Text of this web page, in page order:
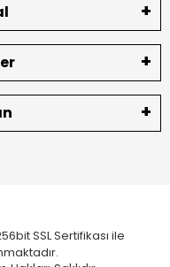
SSL Sertifikası ile